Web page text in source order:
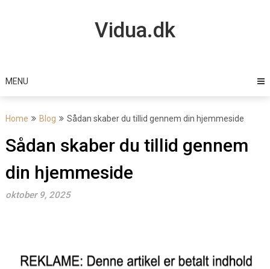
Vidua.dk
MENU
Home Blog Sådan skaber du tillid gennem din hjemmeside
Sådan skaber du tillid gennem
din hjemmeside
oktober 9, 2025